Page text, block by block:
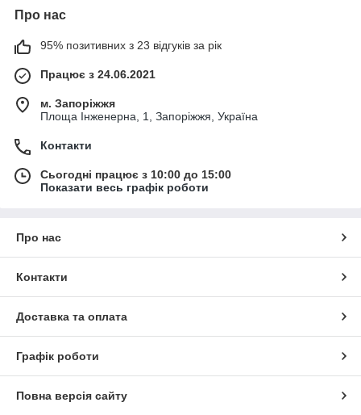
Про нас
95% позитивних з 23 відгуків за рік
Працює з 24.06.2021
м. Запоріжжя
Площа Інженерна, 1, Запоріжжя, Україна
Контакти
Сьогодні працює з 10:00 до 15:00
Показати весь графік роботи
Про нас
Контакти
Доставка та оплата
Графік роботи
Повна версія сайту